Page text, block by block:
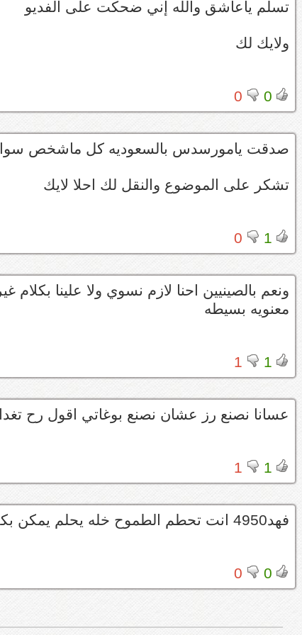
تسلم ياعاشق والله إني ضحكت على الفديو
ولايك لك
0
0
صدقت يامورسدس بالسعوديه كل ماشخص
تشكر على الموضوع والنقل لك احلا لايك
1
0
ونعم بالصينيين احنا لازم نسوي ولا علينا
معنويه بسيطه
1
1
عسانا نصنع رز عشان نصنع بوغاتي اقول رح
1
1
فهد4950 انت تحطم الطموح خله يحلم يمكن بكره يضحك علينا
0
0